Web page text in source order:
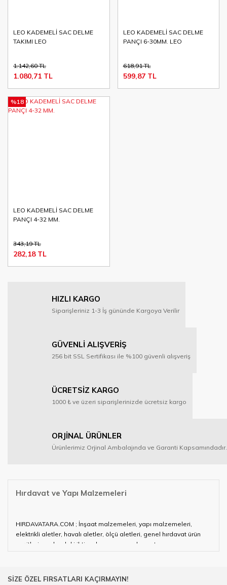
LEO KADEMELİ SAC DELME
TAKIMI LEO
1.142,60 TL
1.080,71 TL
LEO KADEMELİ SAC DELME
PANÇI 6-30MM. LEO
618,91 TL
599,87 TL
LEO KADEMELİ SAC DELME
PANÇI 4-32 MM.
%18
343,19 TL
282,18 TL
HIZLI KARGO
Siparişleriniz 1-3 İş gününde Kargoya Verilir
GÜVENLİ ALIŞVERİŞ
256 bit SSL Sertifikası ile %100 güvenli alışveriş
ÜCRETSİZ KARGO
1000 ₺ ve üzeri siparişlerinizde ücretsiz kargo
ORJİNAL ÜRÜNLER
Ürünlerimiz Orjinal Ambalajında ve Garanti Kapsamındadır.
Hırdavat ve Yapı Malzemeleri
HIRDAVATARA.COM ; İnşaat malzemeleri, yapı malzemeleri,
elektrikli aletler, havalı aletler, ölçü aletleri, genel hırdavat ürün
çeşitleri ve alandaki ihtiyaçlarınızın neredeyse tamamını
çalışan HIRDAVATARA.COM geniş ürün yelpazesi ile siz değerli
SİZE ÖZEL FIRSATLARI KAÇIRMAYIN!